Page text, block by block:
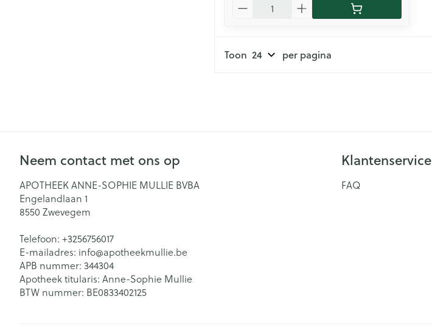
Toon per pagina
Neem contact met ons op
APOTHEEK ANNE-SOPHIE MULLIE BVBA
Engelandlaan 1
8550 Zwevegem
Telefoon: +3256756017
E-mailadres: info@apotheekmullie.be
APB nummer: 344304
Apotheek titularis: Anne-Sophie Mullie
BTW nummer: BE0833402125
Klantenservice
FAQ